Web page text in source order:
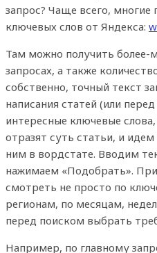
запрос? Чаще всего, многие
ключевых слов от Яндекса:
Там можно получить более-
запросах, а также
собственно, точный текст
написания статей (или
интересные ключевые
отразят суть статьи, и
ним в вордстате. Вводим
нажимаем «Подобрать».
смотреть не просто по
регионам, по месяцам,
перед поиском выбрать
Например, по главному